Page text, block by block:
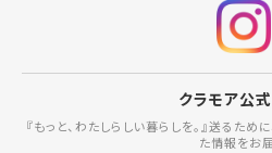
クラモア公
『もっと、わたしらしい暮らしを。』送るた
た情報をお